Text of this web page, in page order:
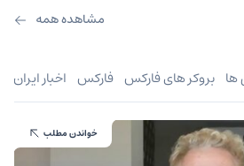
مشاهده همه
ها بروکر های فارکس فارکس اخبار ایران
خواندن مطلب